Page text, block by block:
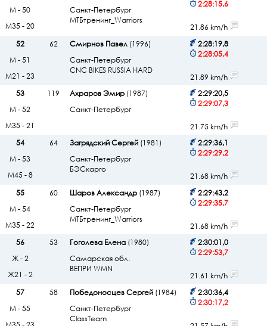
Санкт-Петербург
МТБтренинг_Warriors
2:28:15,6
М - 50
М35 - 20
21.86 km/h
52
62 Смирнов Павел(1996)
Санкт-Петербург
CNC BIKES RUSSIA HARD
2:28:19,8
2:28:05,4
М - 51
М21 - 23
21.89 km/h
53
119 Ахраров Эмир(1987)
Санкт-Петербург
2:29:20,5
2:29:07,3
М - 52
М35 - 21
21.75 km/h
54
64 Загрядский Сергей(1981)
Санкт-Петербург
БЭСкарго
2:29:36,1
2:29:29,2
М - 53
М45 - 8
21.68 km/h
55
60 Шаров Александр(1987)
Санкт-Петербург
МТБтренинг_Warriors
2:29:43,2
2:29:35,7
М - 54
М35 - 22
21.68 km/h
56
53 Гоголева Елена(1980)
Самарская обл.
ВЕПРИ WMN
2:30:01,0
2:29:53,7
Ж - 2
Ж21 - 2
21.61 km/h
57
58 Победоносцев Сергей(1984)
Санкт-Петербург
ClassTeam
2:30:36,4
2:30:17,2
М - 55